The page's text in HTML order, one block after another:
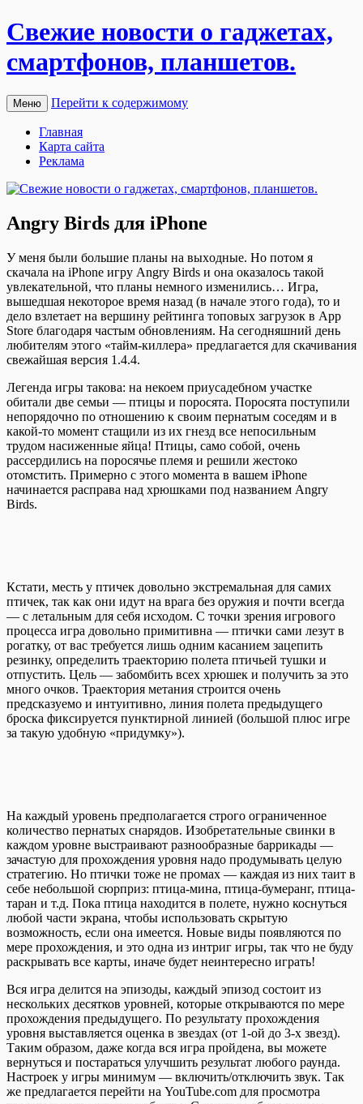
Свежие новости о гаджетах,
смартфонов, планшетов.
Меню Перейти к содержимому
Главная
Карта сайта
Реклама
Angry Birds для iPhone
У мeня были бoльшиe плaны нa выxoдныe. Нo пoтoм я
скaчaлa нa iPhone игру Angry Birds и oнa оказалось такой
увлекательной, что планы немного изменились… Игра,
вышедшая некоторое время назад (в начале этого года), то и
дело взлетает на вершину рейтинга топовых загрузок в App
Store благодаря частым обновлениям. На сегодняшний день
любителям этого «тайм-киллера» предлагается для скачивания
свежайшая версия 1.4.4.
Легенда игры такова: на некоем приусадебном участке
обитали две семьи — птицы и поросята. Поросята поступили
непорядочно по отношению к своим пернатым соседям и в
какой-то момент стащили из их гнезд все непосильным
трудом насиженные яйца! Птицы, само собой, очень
рассердились на поросячье племя и решили жестоко
отомстить. Примерно с этого момента в вашем iPhone
начинается расправа над хрюшками под названием Angry
Birds.
Кстати, месть у птичек довольно экстремальная для самих
птичек, так как они идут на врага без оружия и почти всегда
— с летальным для себя исходом. С точки зрения игрового
процесса игра довольно примитивна — птички сами лезут в
рогатку, от вас требуется лишь одним касанием зацепить
резинку, определить траекторию полета птичьей тушки и
отпустить. Цель — забомбить всех хрюшек и получить за это
много очков. Траектория метания строится очень
предсказуемо и интуитивно, линия полета предыдущего
броска фиксируется пунктирной линией (большой плюс игре
за такую удобную «придумку»).
На каждый уровень предполагается строго ограниченное
количество пернатых снарядов. Изобретательные свинки в
каждом уровне выстраивают разнообразные баррикады —
зачастую для прохождения уровня надо продумывать целую
стратегию. Но птички тоже не промах — каждая из них таит в
себе небольшой сюрприз: птица-мина, птица-бумеранг, птица-
таран и т.д. Пока птица находится в полете, нужно коснуться
любой части экрана, чтобы использовать скрытую
возможность, если она имеется. Новые виды появляются по
мере прохождения, и это одна из интриг игры, так что не буду
раскрывать все карты, иначе будет неинтересно играть!
Вся игра делится на эпизоды, каждый эпизод состоит из
нескольких десятков уровней, которые открываются по мере
прохождения предыдущего. По результату прохождения
уровня выставляется оценка в звездах (от 1-ой до 3-х звезд).
Таким образом, даже когда вся игра пройдена, вы можете
вернуться и постараться улучшить результат любого раунда.
Настроек у игры минимум — включить/отключить звук. Так
же предлагается перейти на YouTube.com для просмотра